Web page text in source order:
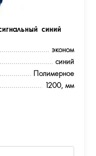
синий
эконом
синий
Полимерное
1200, мм